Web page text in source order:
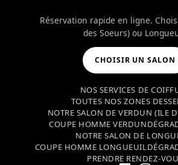
Réservation rapide en ligne.
des Soeurs) ou
CHOISIR UN SALON
NOS SERVICES DE
TOUTES NOS ZONES
NOTRE SALON DE VERDUN (ILE
COUPE HOMME VERDUN
NOTRE SALON DE
COUPE HOMME LONGUEUIL
PRENDRE RENDEZ-